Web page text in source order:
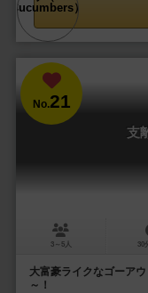
No.21
支
3～5人 30
大富豪ライクなゴーア
～！